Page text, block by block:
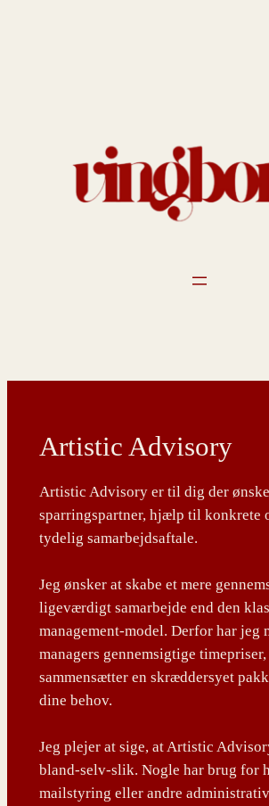
Artistic Advisory
Artistic Advisory er til dig der
sparringspartner, hjælp til konkrete
tydelig samarbejdsaftale.
Jeg ønsker at skabe et mere
ligeværdigt samarbejde end den
management-model. Derfor har jeg
managers gennemsigtige timepriser,
sammensætter en skræddersyet
dine behov.
Jeg plejer at sige, at Artistic
bland-selv-slik. Nogle har brug for
mailstyring eller andre